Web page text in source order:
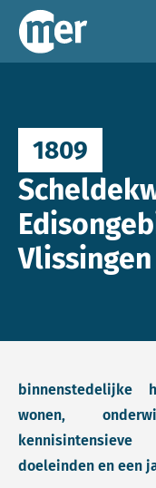
Commissie mer
1809
Vlissingen
binnenstedelijke
wonen,
doeleinden en een